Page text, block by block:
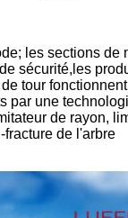
les sections de
sécurité,les
tour
par une
de rayon,
fracture de l'arbre